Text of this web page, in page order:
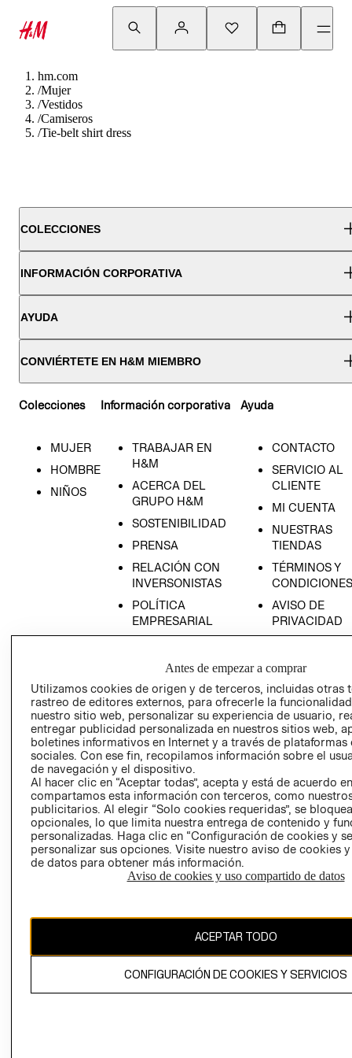
hm.com
/Mujer
/Vestidos
/Camiseros
/Tie-belt shirt dress
COLECCIONES
INFORMACIÓN CORPORATIVA
AYUDA
CONVIÉRTETE EN H&M MIEMBRO
Colecciones
MUJER
HOMBRE
NIÑOS
Información corporativa
TRABAJAR EN
H&M
ACERCA DEL
GRUPO H&M
SOSTENIBILIDAD
PRENSA
RELACIÓN CON
INVERSONISTAS
POLÍTICA
EMPRESARIAL
Ayuda
CONTACTO
SERVICIO AL
CLIENTE
MI CUENTA
NUESTRAS
TIENDAS
TÉRMINOS Y
CONDICIONES
AVISO DE
PRIVACIDAD
AVISO DE
LIBRO DE
Ecuador ($)
CAMBIAR REGIÓN
propiedad de H&M Hennes & Mauritz AB.
Antes de empezar a comprar
Utilizamos cookies de origen y de terceros, incluidas otras
rastreo de editores externos, para ofrecerle la
nuestro sitio web, personalizar su experiencia de usuario,
entregar publicidad personalizada en nuestros sitios web,
boletines informativos en Internet y a través de plataformas
sociales. Con ese fin, recopilamos información sobre el
de navegación y el dispositivo.
Al hacer clic en “Aceptar todas”, acepta y está de acuerdo
compartamos esta información con terceros, como
publicitarios. Al elegir “Solo cookies requeridas”, se
opcionales, lo que limita nuestra entrega de contenido y
personalizadas. Haga clic en “Configuración de cookies y
personalizar sus opciones. Visite nuestro aviso de cookies
de datos para obtener más información.
Aviso de cookies y uso compartido de datos
ACEPTAR TODO
CONFIGURACIÓN DE COOKIES Y SERVICIOS